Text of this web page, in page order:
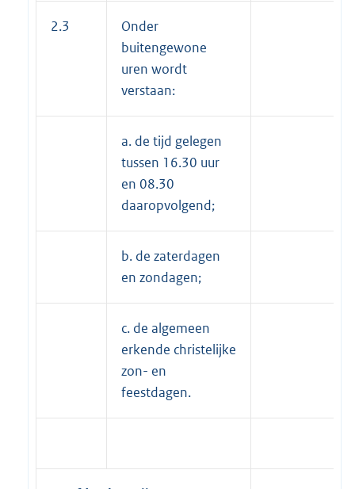
2.3
Onder
buitengewone
uren wordt
verstaan:
a. de tijd gelegen
tussen 16.30 uur
en 08.30
daaropvolgend;
b. de zaterdagen
en zondagen;
c. de algemeen
erkende christelijke
zon- en
feestdagen.